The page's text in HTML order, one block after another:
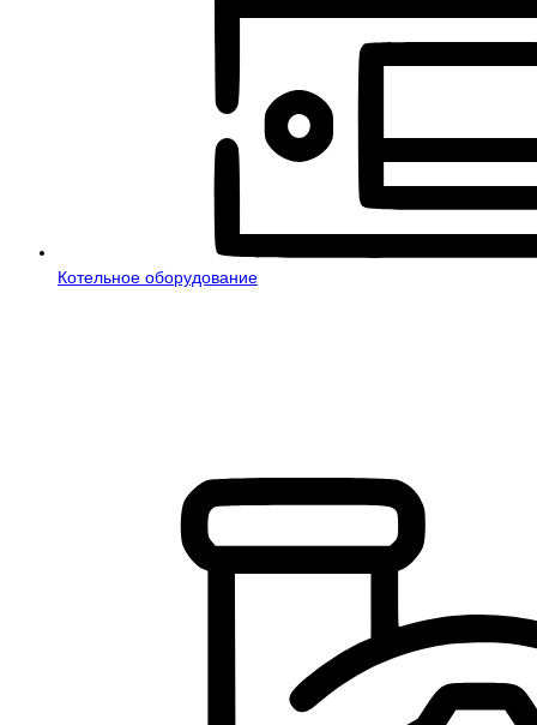
Котельное оборудование